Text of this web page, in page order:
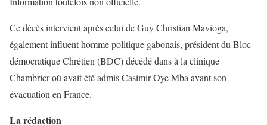
Ce décès intervient après celui de Guy Christian Mavioga,
également influent homme politique gabonais, président du Bloc
démocratique Chrétien (BDC) décédé dans à la clinique
Chambrier où avait été admis Casimir Oye Mba avant son
évacuation en France.
La rédaction